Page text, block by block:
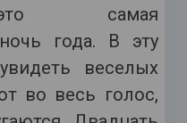
самая
года. В эту
веселых
во весь голос,